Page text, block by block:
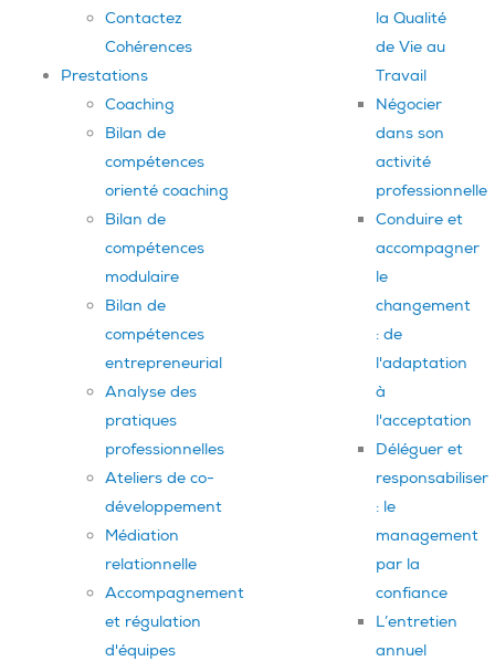
Contactez
Cohérences
Prestations
Coaching
Bilan de
compétences
orienté coaching
Bilan de
compétences
modulaire
Bilan de
compétences
entrepreneurial
Analyse des
pratiques
professionnelles
Ateliers de co-
développement
Médiation
relationnelle
Accompagnement
et régulation
d'équipes
la Qualité
de Vie au
Travail
Négocier
dans son
activité
professionnelle
Conduire et
accompagner
le
changement
: de
l'adaptation
à
l'acceptation
Déléguer et
responsabiliser
: le
management
par la
confiance
L’entretien
annuel